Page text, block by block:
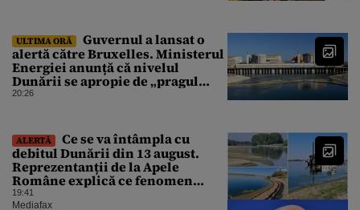
ULTIMA ORĂ
Guvernul a lansat o
alertă către Bruxelles. Ministerul
Energiei anunță că nivelul
Dunării se apropie de „pragul
critic”, iar centrala de la
20:26
ALERTĂ
Ce se va întâmpla cu
debitul Dunării din 13 august.
Reprezentanții de la Apele
Române explică ce fenomen
urmează
19:41
Mediafax